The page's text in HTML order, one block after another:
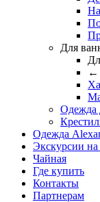
Для
←
Одежда
Одежда
Экскурсии
Чайная
Где купить
Контакты
Партнерам